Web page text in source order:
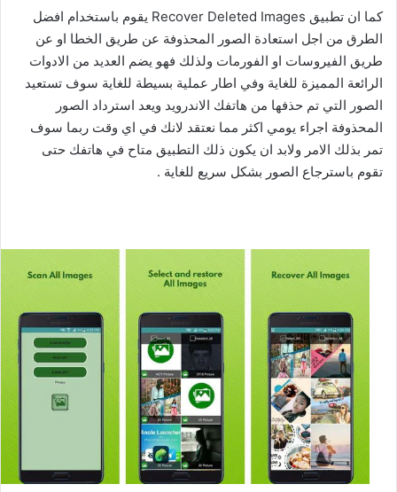
كما ان تطبيق Recover Deleted Images يقوم باستخدام افضل
الطرق من اجل استعادة الصور المحذوفة عن طريق الخطا او عن
طريق الفيروسات او الفورمات ولذلك فهو يضم العديد من الادوات
الرائعة المميزة للغاية وفي اطار عملية بسيطة للغاية سوف تستعيد
الصور التي تم حذفها من هاتفك الاندرويد ويعد استرداد الصور
المحذوفة اجراء يومي اكثر مما نعتقد لانك في اي وقت ربما سوف
تمر بذلك الامر ولابد ان يكون ذلك التطبيق متاح في هاتفك حتى
تقوم باسترجاع الصور بشكل سريع للغاية .